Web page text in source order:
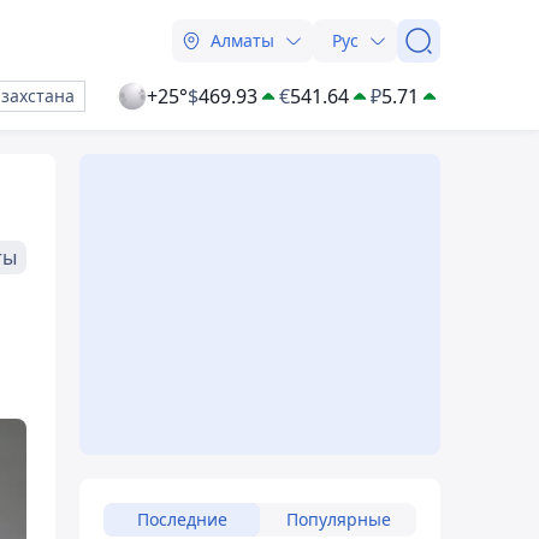
Алматы Рус
+25°$469.93 €541.64 ₽5.71
Последние Популярные